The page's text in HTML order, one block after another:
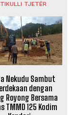
TJETËR
Nekudu Sambut
dengan
Royong Bersama
TMMD 125 Kodim